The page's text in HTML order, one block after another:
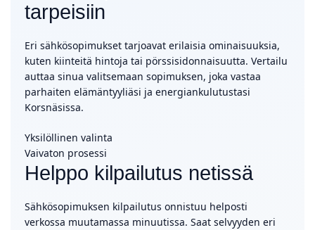
tarpeisiin
Eri sähkösopimukset tarjoavat erilaisia ominaisuuksia,
kuten kiinteitä hintoja tai pörssisidonnaisuutta. Vertailu
auttaa sinua valitsemaan sopimuksen, joka vastaa
parhaiten elämäntyyliäsi ja energiankulutustasi
Korsnäsissa.
Yksilöllinen valinta
Vaivaton prosessi
Helppo kilpailutus netissä
Sähkösopimuksen kilpailutus onnistuu helposti
verkossa muutamassa minuutissa. Saat selvyyden eri